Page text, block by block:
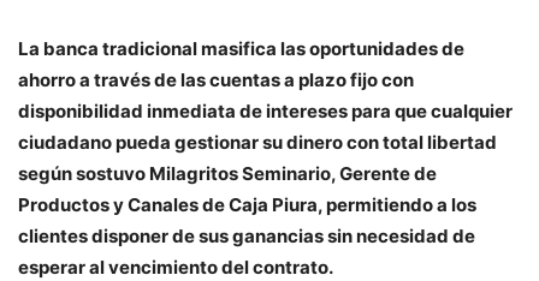
La banca tradicional masifica las oportunidades de
ahorro a través de las cuentas a plazo fijo con
disponibilidad inmediata de intereses para que cualquier
ciudadano pueda gestionar su dinero con total libertad
según sostuvo Milagritos Seminario, Gerente de
Productos y Canales de Caja Piura, permitiendo a los
clientes disponer de sus ganancias sin necesidad de
esperar al vencimiento del contrato.